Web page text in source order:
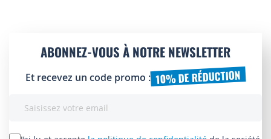
ABONNEZ-VOUS À NOTRE NEWSLETTER
Et recevez un code promo : 10% DE RÉDUCTION
lettre